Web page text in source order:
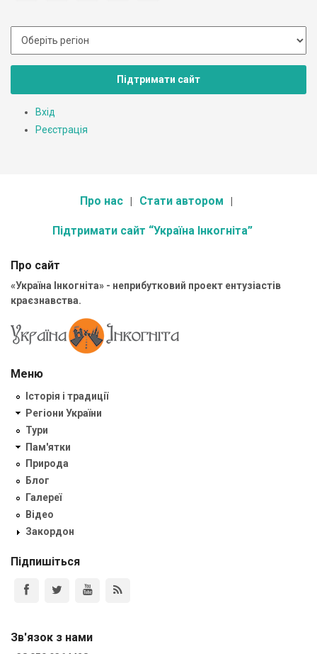
Підтримати сайт
Вхід
Реєстрація
Про нас Стати автором
Підтримати сайт “Україна Інкогніта”
Про сайт
«Україна Інкогніта» - неприбутковий проект ентузіастів
краєзнавства.
Меню
Історія і традиції
Регіони України
Тури
Пам'ятки
Природа
Блог
Галереї
Відео
Закордон
Підпишіться
Зв'язок з нами